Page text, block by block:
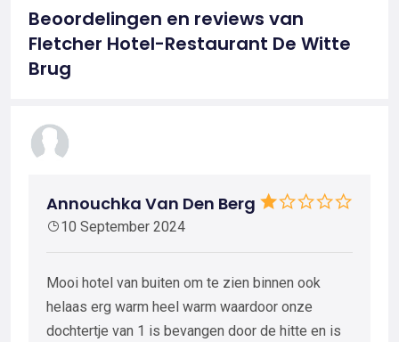
Beoordelingen en reviews van
Fletcher Hotel-Restaurant De Witte
Brug
Annouchka Van Den Berg
10 September 2024
Mooi hotel van buiten om te zien binnen ook
helaas erg warm heel warm waardoor onze
dochtertje van 1 is bevangen door de hitte en is